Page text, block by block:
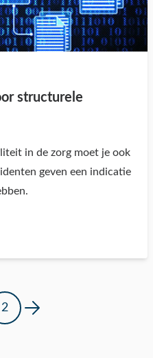
structurele
in de zorg moet je ook
geven een indicatie
2